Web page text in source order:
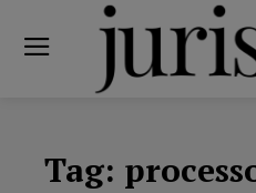
Tag: